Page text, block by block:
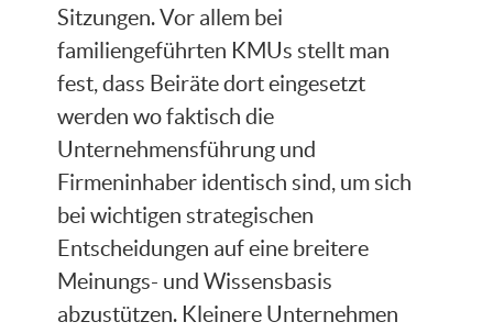
Sitzungen. Vor allem bei
familiengeführten KMUs stellt man
fest, dass Beiräte dort eingesetzt
werden wo faktisch die
Unternehmensführung und
Firmeninhaber identisch sind, um sich
bei wichtigen strategischen
Entscheidungen auf eine breitere
Meinungs- und Wissensbasis
abzustützen. Kleinere Unternehmen